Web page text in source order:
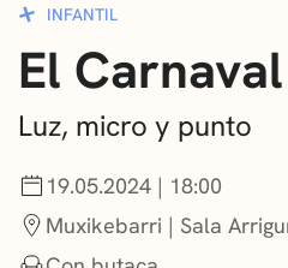
NOTICIAS
GETXO KULTURA
ASOCIACIONES
INFANTIL
El
Luz, micro y punto
19.05.2024 | 18:00
Muxikebarri | Sala